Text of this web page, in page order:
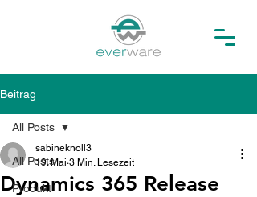
Beitrag
All Posts
Produkt
All Posts
Dynamics 365 Release
sabineknoll3
19. Mai 3 Min. Lesezeit